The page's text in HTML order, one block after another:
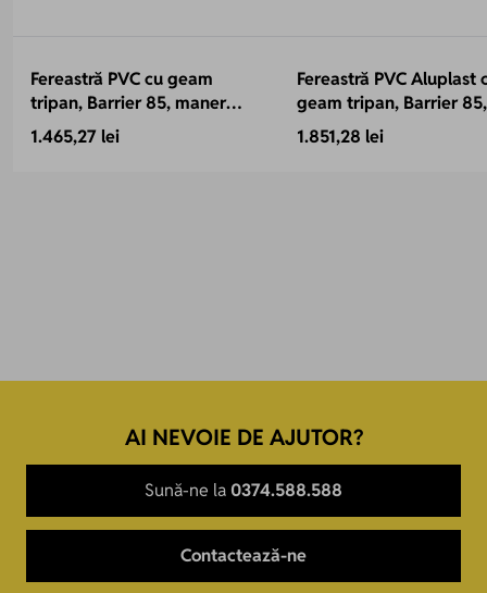
Fereastră PVC cu geam
tripan, Barrier 85, maner
Toulon, 1160x1160 mm, profil
85 mm, 2 canate, sticlă 44
1.465,27 lei
Fereastră PVC Aluplast
geam tripan, Barrier 85,
antracit, 1160x1160
canate, sticlă 44 mm
1.851,28 lei
AI NEVOIE DE AJUTOR?
Sună-ne la 0374.588.588
Contactează-ne